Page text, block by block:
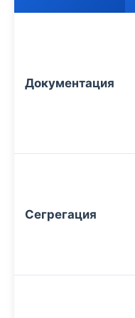
Документация
Сегрегация